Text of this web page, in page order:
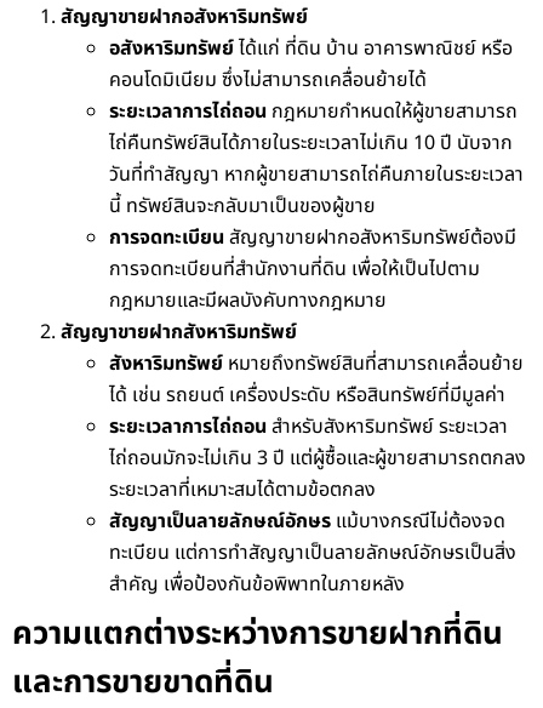
สัญญาขายฝากอสังหาริมทรัพย์
อสังหาริมทรัพย์ได้แก่ ที่ดิน บ้าน อาคารพาณิชย์ หรือ
คอนโดมิเนียม ซึ่งไม่สามารถเคลื่อนย้ายได้
ระยะเวลาการไถ่ถอน กฎหมายกำหนดให้ผู้ขายสามารถ
ไถ่คืนทรัพย์สินได้ภายในระยะเวลาไม่เกิน 10 ปี นับจาก
วันที่ทำสัญญา หากผู้ขายสามารถไถ่คืนภายในระยะเวลา
นี้ ทรัพย์สินจะกลับมาเป็นของผู้ขาย
การจดทะเบียน สัญญาขายฝากอสังหาริมทรัพย์ต้องมี
การจดทะเบียนที่สำนักงานที่ดิน เพื่อให้เป็นไปตาม
กฎหมายและมีผลบังคับทางกฎหมาย
สัญญาขายฝากสังหาริมทรัพย์
สังหาริมทรัพย์ หมายถึงทรัพย์สินที่สามารถเคลื่อนย้าย
ได้ เช่น รถยนต์ เครื่องประดับ หรือสินทรัพย์ที่มีมูลค่า
ระยะเวลาการไถ่ถอน สำหรับสังหาริมทรัพย์ ระยะเวลา
ไถ่ถอนมักจะไม่เกิน 3 ปี แต่ผู้ซื้อและผู้ขายสามารถตกลง
ระยะเวลาที่เหมาะสมได้ตามข้อตกลง
สัญญาเป็นลายลักษณ์อักษร แม้บางกรณีไม่ต้องจด
ทะเบียน แต่การทำสัญญาเป็นลายลักษณ์อักษรเป็นสิ่ง
สำคัญ เพื่อป้องกันข้อพิพาทในภายหลัง
ความแตกต่างระหว่างการขายฝากที่ดิน
และการขายขาดที่ดิน